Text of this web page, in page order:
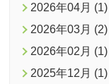
2026年04月 (1)
2026年03月 (2)
2026年02月 (1)
2025年12月 (1)